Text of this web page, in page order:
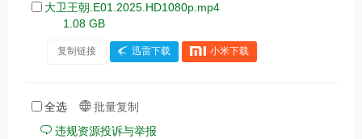
大卫王朝.E01.2025.HD1080p.mp4
1.08 GB
复制链接 迅雷下载 小米下载
全选
批量复制
违规资源投诉与举报